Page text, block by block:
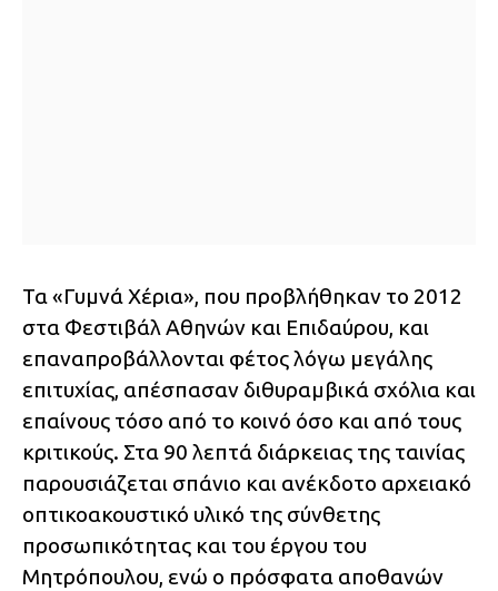
Τα «Γυμνά Χέρια», που προβλήθηκαν το 2012
στα Φεστιβάλ Αθηνών και Επιδαύρου, και
επαναπροβάλλονται φέτος λόγω μεγάλης
επιτυχίας, απέσπασαν διθυραμβικά σχόλια και
επαίνους τόσο από το κοινό όσο και από τους
κριτικούς. Στα 90 λεπτά διάρκειας της ταινίας
παρουσιάζεται σπάνιο και ανέκδοτο αρχειακό
οπτικοακουστικό υλικό της σύνθετης
προσωπικότητας και του έργου του
Μητρόπουλου, ενώ ο πρόσφατα αποθανών